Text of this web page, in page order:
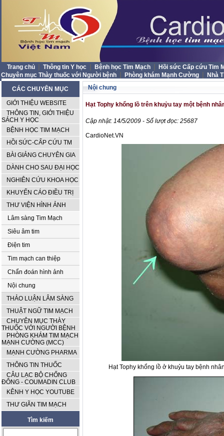
Trang chủ Thông tin Y học Bệnh học Tim Mạch
Hồi sức Cấp cứu Tim
Chuyên mục Thày thuốc với Người bệnh
Phòng khám Mạnh Cường
Nhà
CÁC CHUYÊN MỤC
GIỚI THIỆU WEBSITE
THÔNG TIN, GIỚI THIỆU
SÁCH Y HỌC
BỆNH HỌC TIM MẠCH
HỒI SỨC-CẤP CỨU TM
BÀI GIẢNG CHUYÊN GIA
DÀNH CHO SAU ĐẠI HỌC
NGHIÊN CỨU KHOA HỌC
KHUYẾN CÁO ĐIỀU TRỊ
THƯ VIỆN HÌNH ẢNH
Lâm sàng Tim Mạch
Siêu âm tim
Điện tim
Tim mạch can thiệp
Chẩn đoán hình ảnh
Nội chung
THẢO LUẬN LÂM SÀNG
THUẬT NGỮ TIM MẠCH
CHUYÊN MỤC THÀY
THUỐC VỚI NGƯỜI BỆNH
PHÒNG KHÁM TIM MẠCH
MẠNH CƯỜNG (MCC)
MẠNH CƯỜNG PHARMA
THÔNG TIN THUỐC
CÂU LẠC BỘ CHỐNG
ĐÔNG - COUMADIN CLUB
KÊNH Y HỌC YOUTUBE
THƯ GIÃN TIM MẠCH
Tìm kiếm
Nội chung
Hạt Tophy khổng lồ trên khuỷu tay một bệnh
Cập nhật: 14/5/2009 - Số lượt đọc: 25687
CardioNet.VN
Hạt Tophy khổng lồ ở khuỷu tay bệnh